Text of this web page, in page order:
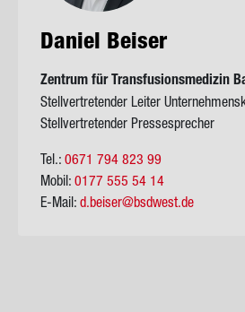
Da­ni­el Bei­ser
Zen­trum für Trans­fu­si­ons­me­di­zin
Stellvertretender Leiter
Stellvertretender Pressesprecher
Tel.: 0671 794 823 99
Mobil: 0177 555 54 14
E-Mail: d.beiser@bsdwest.de